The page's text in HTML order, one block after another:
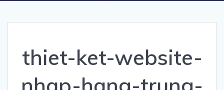
thiet-ket-website-